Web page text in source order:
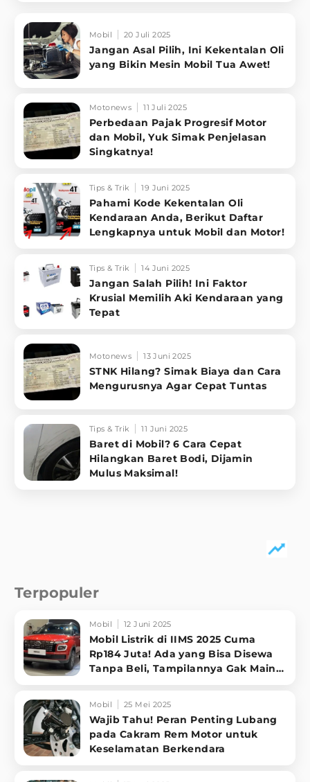
Mobil 20 Juli 2025
Jangan Asal Pilih, Ini Kekentalan Oli
yang Bikin Mesin Mobil Tua Awet!
Motonews 11 Juli 2025
Perbedaan Pajak Progresif Motor
dan Mobil, Yuk Simak Penjelasan
Singkatnya!
Tips & Trik 19 Juni 2025
Pahami Kode Kekentalan Oli
Kendaraan Anda, Berikut Daftar
Lengkapnya untuk Mobil dan Motor!
Tips & Trik 14 Juni 2025
Jangan Salah Pilih! Ini Faktor
Krusial Memilih Aki Kendaraan yang
Tepat
Motonews 13 Juni 2025
STNK Hilang? Simak Biaya dan Cara
Mengurusnya Agar Cepat Tuntas
Tips & Trik 11 Juni 2025
Baret di Mobil? 6 Cara Cepat
Hilangkan Baret Bodi, Dijamin
Mulus Maksimal!
Terpopuler
Mobil 12 Juni 2025
Mobil Listrik di IIMS 2025 Cuma
Rp184 Juta! Ada yang Bisa Disewa
Tanpa Beli, Tampilannya Gak Main-
Mobil 25 Mei 2025
Wajib Tahu! Peran Penting Lubang
pada Cakram Rem Motor untuk
Keselamatan Berkendara